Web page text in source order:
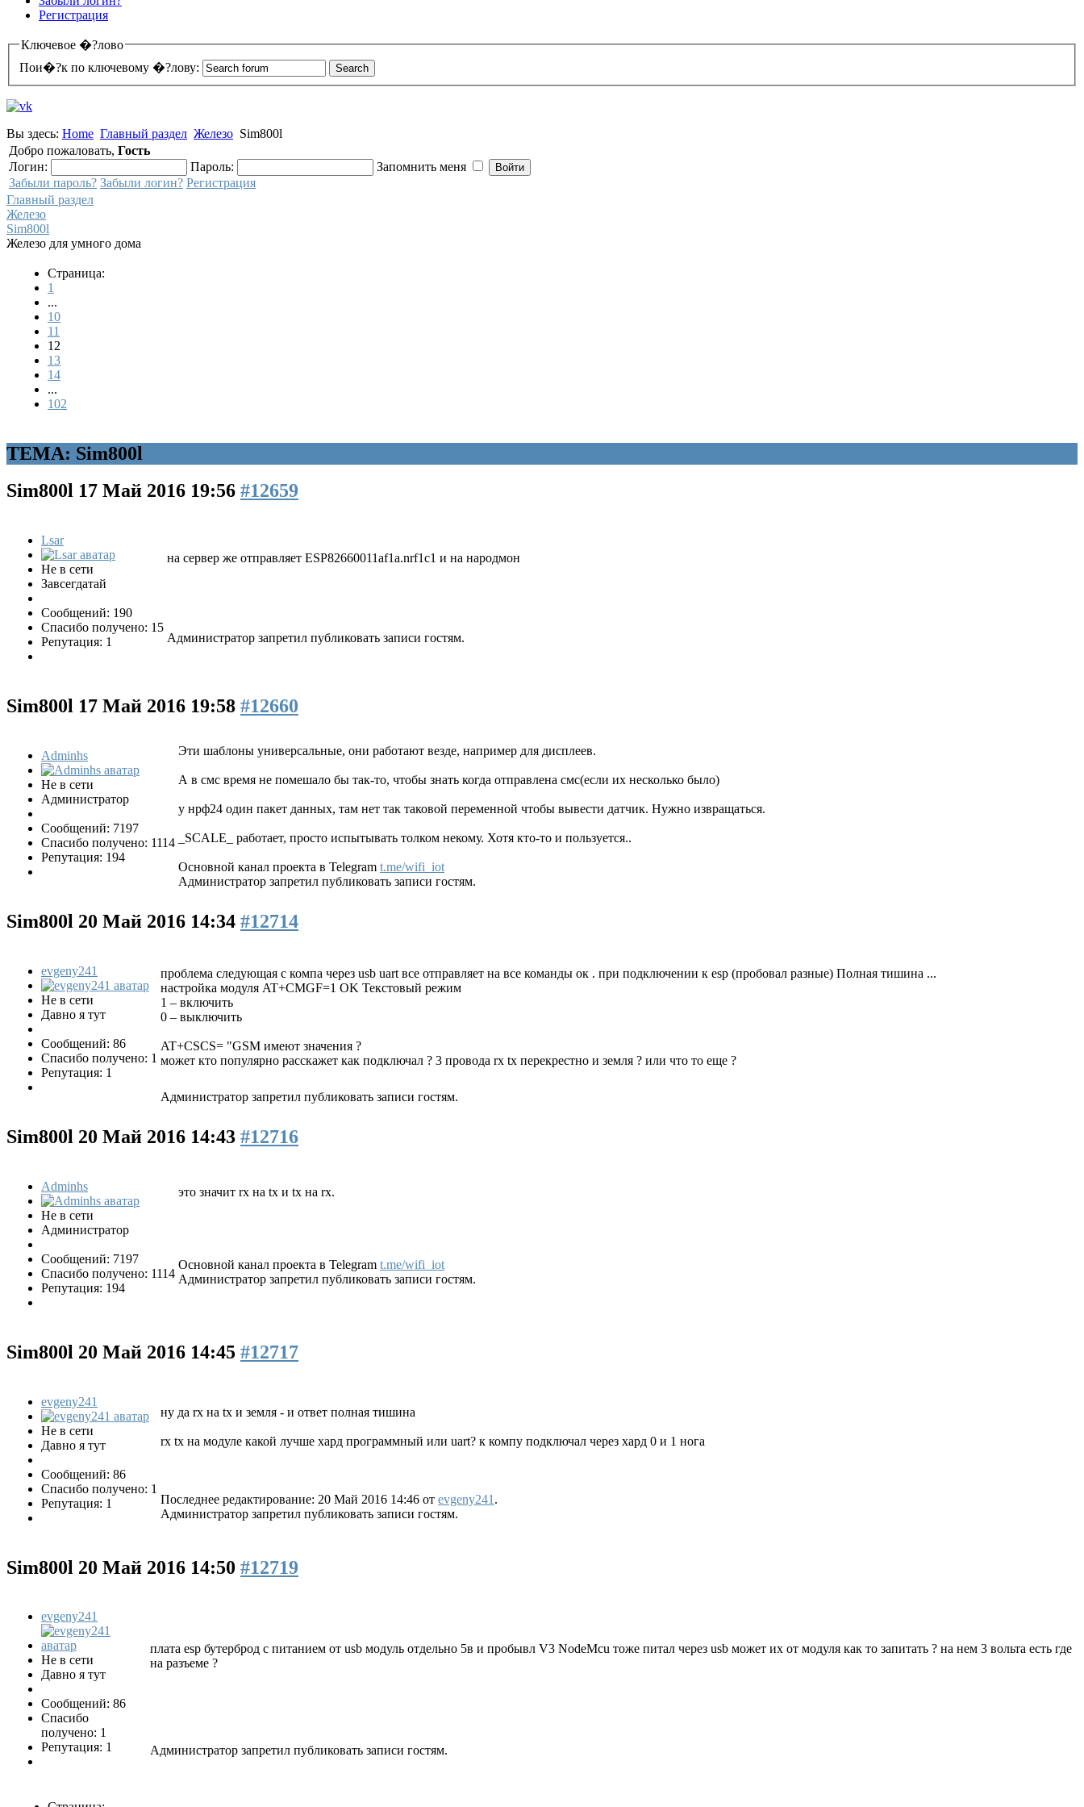
Регистрация
Ключевое �?лово
Пои�?к по ключевому �?лову:
Вы здесь: Home Главный раздел Железо Sim800l
Добро пожаловать, Гость
Логин:
Пароль:
Запомнить меня
Забыли пароль? Забыли логин? Регистрация
Главный раздел
Железо
Sim800l
Железо для умного дома
Страница:
1
...
10
11
12
13
14
...
102
ТЕМА: Sim800l
Sim800l 17 Май 2016 19:56 #12659
Lsar
Не в сети
Завсегдатай
Сообщений: 190
Спасибо получено: 15
Репутация: 1
на сервер же отправляет ESP82660011af1a.nrf1c1 и на народмон
Администратор запретил публиковать записи гостям.
Sim800l 17 Май 2016 19:58 #12660
Adminhs
Не в сети
Администратор
Сообщений: 7197
Спасибо получено: 1114
Репутация: 194
Эти шаблоны универсальные, они работают везде, например для дисплеев.
А в смс время не помешало бы так-то, чтобы знать когда отправлена смс(если их несколько было)
у нрф24 один пакет данных, там нет так таковой переменной чтобы вывести датчик. Нужно извращаться.
_SCALE_ работает, просто испытывать толком некому. Хотя кто-то и пользуется..
Основной канал проекта в Telegram t.me/wifi_iot
Администратор запретил публиковать записи гостям.
Sim800l 20 Май 2016 14:34 #12714
evgeny241
Не в сети
Давно я тут
Сообщений: 86
Спасибо получено: 1
Репутация: 1
проблема следующая с компа через usb uart все отправляет на все команды ок . при подключении к esp (пробовал разные) Полная тишина ...
настройка модуля AT+CMGF=1 OK Текстовый режим
1 – включить
0 – выключить
AT+CSCS= "GSM имеют значения ?
может кто популярно расскажет как подключал ? 3 провода rx tx перекрестно и земля ? или что то еще ?
Администратор запретил публиковать записи гостям.
Sim800l 20 Май 2016 14:43 #12716
Adminhs
Не в сети
Администратор
Сообщений: 7197
Спасибо получено: 1114
Репутация: 194
это значит rx на tx и tx на rx.
Основной канал проекта в Telegram t.me/wifi_iot
Администратор запретил публиковать записи гостям.
Sim800l 20 Май 2016 14:45 #12717
evgeny241
Не в сети
Давно я тут
Сообщений: 86
Спасибо получено: 1
Репутация: 1
ну да rx на tx и земля - и ответ полная тишина
rx tx на модуле какой лучше хард программный или uart? к компу подключал через хард 0 и 1 нога
Последнее редактирование: 20 Май 2016 14:46 от evgeny241 .
Администратор запретил публиковать записи гостям.
Sim800l 20 Май 2016 14:50 #12719
evgeny241
Не в сети
Давно я тут
Сообщений: 86
Спасибо
получено: 1
Репутация: 1
плата esp бутерброд с питанием от usb модуль отдельно 5в и пробывл V3 NodeMcu тоже питал через usb может их от модуля как то запитать ? на нем 3 вольта есть где
на разъеме ?
Администратор запретил публиковать записи гостям.